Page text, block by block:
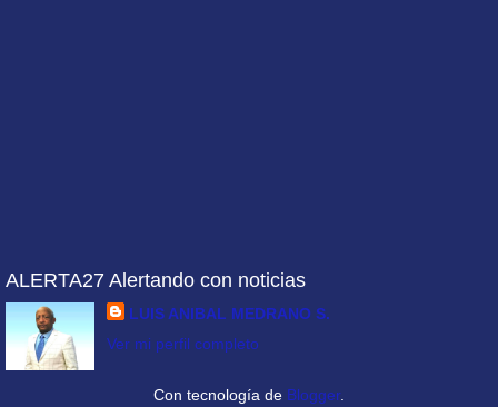
ALERTA27 Alertando con noticias
LUIS ANIBAL MEDRANO S.
Ver mi perfil completo
Con tecnología de Blogger.